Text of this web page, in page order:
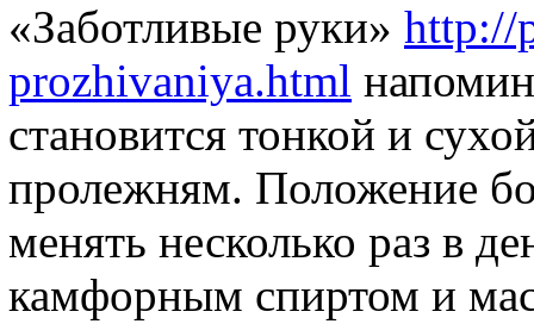
«Заботливые руки» http://
prozhivaniya.html
становится тонкой и
пролежням. Положение
менять несколько раз в
камфорным спиртом и